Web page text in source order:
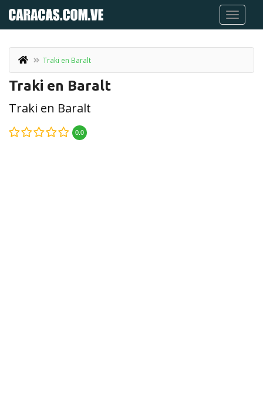
Traki en Baralt
Traki en Baralt
Traki en Baralt
0.0